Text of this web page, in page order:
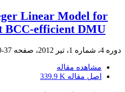
Linear Model for
BCC-efficient DMU
دوره 4، شماره 1، تیر 2012، صفحه 37-50
مشاهده مقاله
اصل مقاله 339.9 K